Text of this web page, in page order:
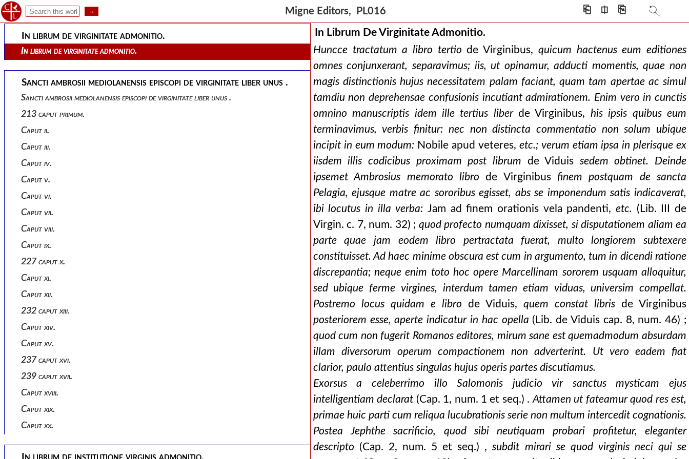
Migne Editors, PL016 ⎗ ⎅ ⎘
Caput xv.
In librum de virginitate admonitio.
In librum de virginitate admonitio.
Sancti ambrosii mediolanensis episcopi de virginitate liber unus .
Sancti ambrosii mediolanensis episcopi de virginitate liber unus .
213 caput primum.
Caput ii.
Caput iii.
Caput iv.
Caput v.
Caput vi.
Caput vii.
Caput viii.
Caput ix.
227 caput x.
Caput xi.
Caput xii.
232 caput xiii.
Caput xiv.
Caput xv.
237 caput xvi.
239 caput xvii.
Caput xviii.
Caput xix.
Caput xx.
In librum de institutione virginis admonitio.
In Librum De Virginitate Admonitio.
Huncce tractatum a libro tertio de Virginibus, quicum hactenus eum editiones
omnes conjunxerant, separavimus; iis, ut opinamur, adducti momentis, quae non
magis distinctionis hujus necessitatem palam faciant, quam tam apertae ac simul
tamdiu non deprehensae confusionis incutiant admirationem. Enim vero in cunctis
omnino manuscriptis idem ille tertius liber de Virginibus, his ipsis quibus eum
terminavimus, verbis finitur: nec non distincta commentatio non solum ubique
incipit in eum modum: Nobile apud veteres, etc.; verum etiam ipsa in plerisque ex
iisdem illis codicibus proximam post librum de Viduis sedem obtinet. Deinde
ipsemet Ambrosius memorato libro de Virginibus finem postquam de sancta
Pelagia, ejusque matre ac sororibus egisset, abs se imponendum satis indicaverat,
ibi locutus in illa verba:Jam ad finem orationis vela pandenti,etc. (Lib. III de
Virgin. c. 7, num. 32) ; quod profecto numquam dixisset, si disputationem aliam ea
parte quae jam eodem libro pertractata fuerat, multo longiorem subtexere
constituisset. Ad haec minime obscura est cum in argumento, tum in dicendi ratione
discrepantia; neque enim toto hoc opere Marcellinam sororem usquam alloquitur,
sed ubique ferme virgines, interdum tamen etiam viduas, universim compellat.
Postremo locus quidam e libro de Viduis, quem constat librisde Virginibus
posteriorem esse, aperte indicatur in hac opella (Lib. de Viduis cap. 8, num. 46) ;
quod cum non fugerit Romanos editores, mirum sane est quemadmodum absurdam
illam diversorum operum compactionem non adverterint. Ut vero eadem fiat
clarior, paulo attentius singulas hujus operis partes discutiamus.
Exorsus a celeberrimo illo Salomonis judicio vir sanctus mysticam ejus
intelligentiam declarat (Cap. 1, num. 1 et seq.) . Attamen ut fateamur quod res est,
primae huic parti cum reliqua lucubrationis serie non multum intercedit cognationis.
Postea Jephthe sacrificio, quod sibi neutiquam probari profitetur, eleganter
descripto (Cap. 2, num. 5 et seq.) ,subdit mirari se quod virginis neci qui se